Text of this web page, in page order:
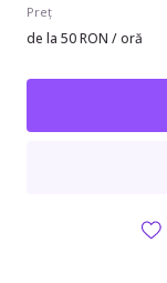
Preț
de la 50 RON / oră